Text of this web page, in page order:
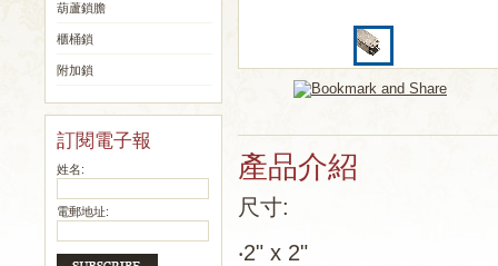
葫蘆鎖膽
櫃桶鎖
附加鎖
訂閱電子報
姓名:
電郵地址:
產品介紹
尺寸:
‧2" x 2"